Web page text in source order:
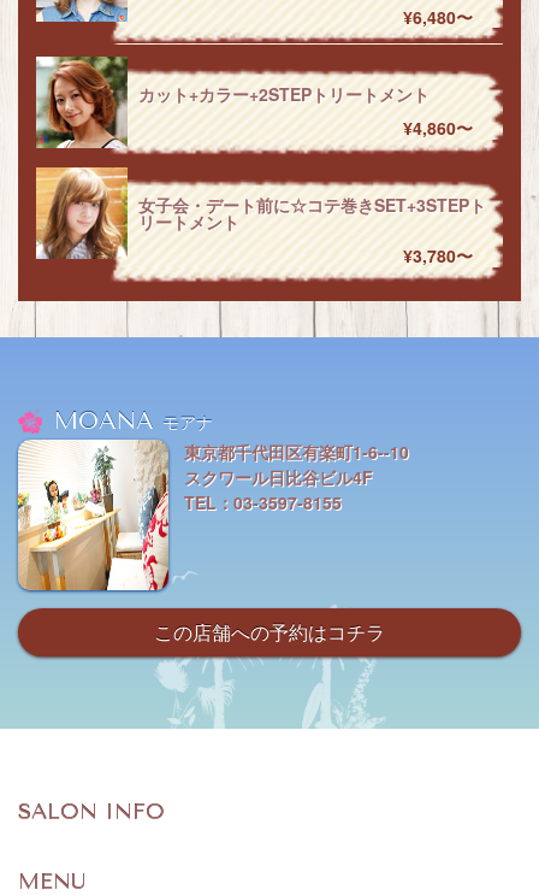
¥6,480〜
カット+カラー+2STEPトリートメント
¥4,860〜
女子会・デート前に☆コテ巻きSET+3STEPト
リートメント
¥3,780〜
MOANA モアナ
東京都千代田区有楽町1-6--10
スクワール日比谷ビル4F
TEL：03-3597-8155
この店舗への予約はコチラ
SALON INFO
MENU